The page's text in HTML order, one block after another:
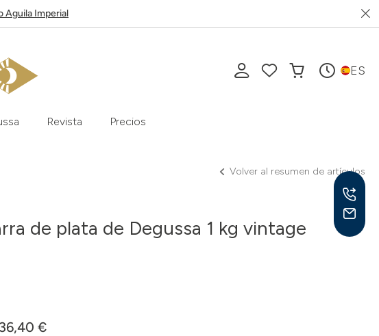
Aguila Imperial
ES
Revista Precios
Volver al resumen de artículos
de plata de Degussa 1 kg vintage
€